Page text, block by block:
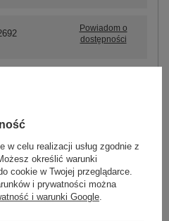
Powiadom o
dostępności
ZOBACZ CENĘ
Zadaj pytanie
w celu realizacji usług zgodnie z
określić warunki
cookie w Twojej przeglądarce.
i prywatności można
i warunki Google.